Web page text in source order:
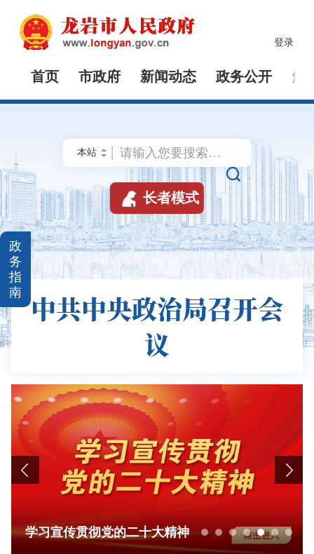
政
务
指
南
登录
首页 市政府 新闻动态 政务公开 解

 长者模式
中共中央政治局召开会
议
学习宣传贯彻党的二十大精神